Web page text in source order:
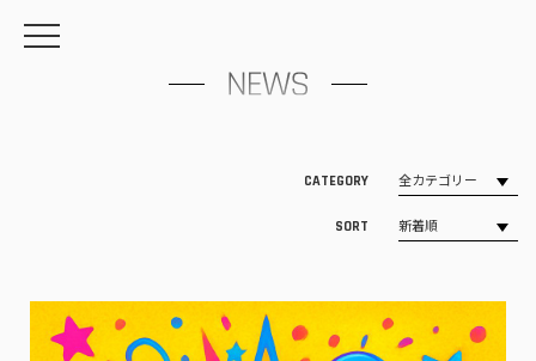
CATEGORY
SORT